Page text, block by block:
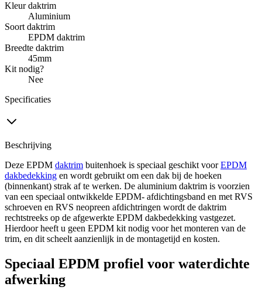
Kleur daktrim
Aluminium
Soort daktrim
EPDM daktrim
Breedte daktrim
45mm
Kit nodig?
Nee
Specificaties
Beschrijving
Deze EPDM daktrim buitenhoek is speciaal geschikt voorEPDM
dakbedekking en wordt gebruikt om een dak bij de hoeken
(binnenkant) strak af te werken. De aluminium daktrim is voorzien
van een speciaal ontwikkelde EPDM- afdichtingsband en met RVS
schroeven en RVS neopreen afdichtringen wordt de daktrim
rechtstreeks op de afgewerkte EPDM dakbedekking vastgezet.
Hierdoor heeft u geen EPDM kit nodig voor het monteren van de
trim, en dit scheelt aanzienlijk in de montagetijd en kosten.
Speciaal EPDM profiel voor waterdichte
afwerking